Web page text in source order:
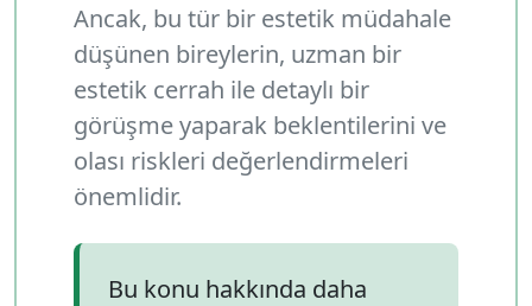
Ancak, bu tür bir estetik müdahale
düşünen bireylerin, uzman bir
estetik cerrah ile detaylı bir
görüşme yaparak beklentilerini ve
olası riskleri değerlendirmeleri
önemlidir.
Bu konu hakkında daha